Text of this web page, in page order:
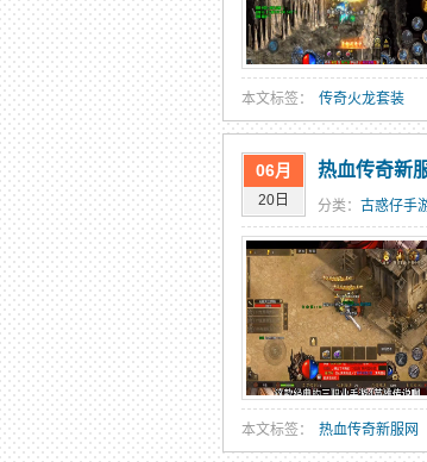
本文标签： 传奇火龙套装
06月
20日
热血传奇新
分类： 古惑仔手
本文标签： 热血传奇新服网